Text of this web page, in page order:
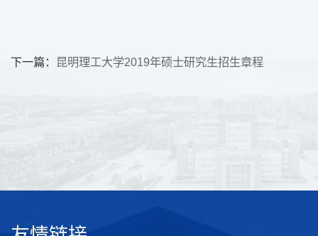
下一篇： 昆明理工大学2019年硕士研究生招生章程